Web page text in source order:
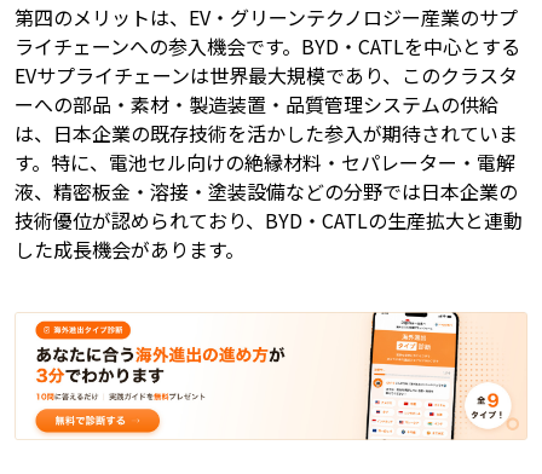
第四のメリットは、EV・グリーンテクノロジー産業のサプ
ライチェーンへの参入機会です。BYD・CATLを中心とする
EVサプライチェーンは世界最大規模であり、このクラスタ
ーへの部品・素材・製造装置・品質管理システムの供給
は、日本企業の既存技術を活かした参入が期待されていま
す。特に、電池セル向けの絶縁材料・セパレーター・電解
液、精密板金・溶接・塗装設備などの分野では日本企業の
技術優位が認められており、BYD・CATLの生産拡大と連動
した成長機会があります。